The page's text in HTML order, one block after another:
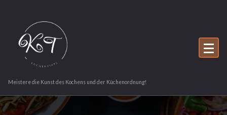
springen
Meistere die Kunst des Kochens und der Küchenordnung!